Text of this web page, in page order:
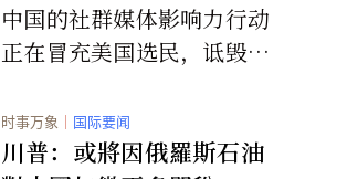
中国的社群媒体影响力行动
正在冒充美国选民，诋毁美
总统大选之前传播分裂讯
息。
时事万象 ｜ 国际要闻
川普：或將因俄羅斯石油